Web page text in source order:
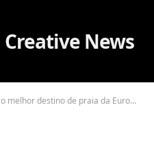
destino de praia da Europa pela 8ª vez